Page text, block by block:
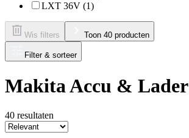
LXT 36V (1)
Wis filters Toon 40 producten
Filter & sorteer
Makita Accu & Lader
40 resultaten